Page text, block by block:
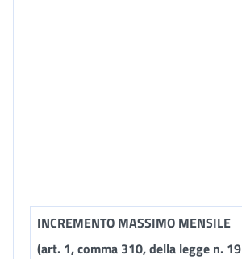
INCREMENTO MASSIMO MENSILE
(art. 1, comma 310, della legge n.